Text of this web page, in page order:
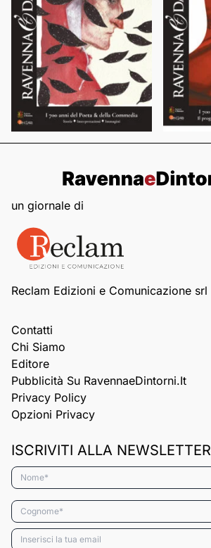
un giornale di
Reclam Edizioni e Comunicazione srl
Contatti
Chi Siamo
Editore
Pubblicità Su RavennaeDintorni.it
Privacy Policy
Opzioni Privacy
ISCRIVITI ALLA NEWSLETTER
Nome*
Cognome*
Email*